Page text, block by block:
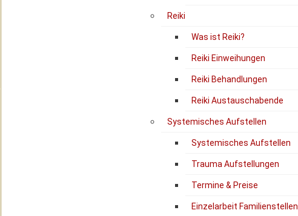
Reiki
Was ist Reiki?
Reiki Einweihungen
Reiki Behandlungen
Reiki Austauschabende
Systemisches Aufstellen
Systemisches Aufstellen
Trauma Aufstellungen
Termine & Preise
Einzelarbeit Familienstellen